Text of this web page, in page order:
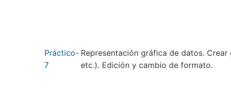
Práctico-
7
Representación gráfica de datos.
etc.). Edición y cambio de formato.